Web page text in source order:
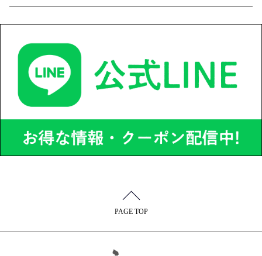
PAGE TOP